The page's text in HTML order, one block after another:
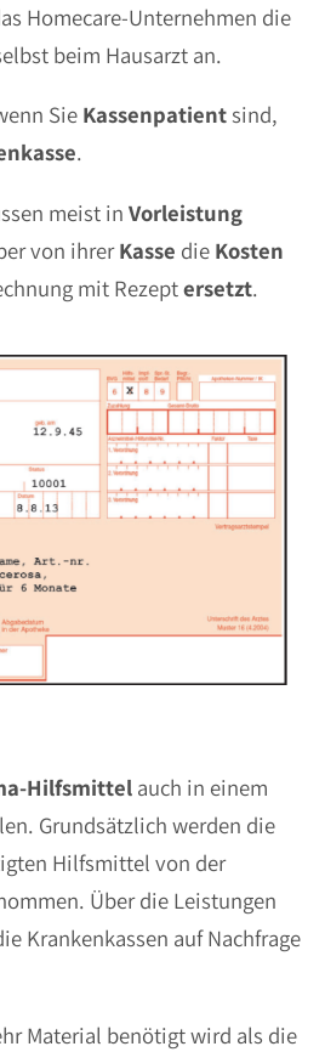
Homecare-Unternehmen die
beim Hausarzt an.
Sie Kassenpatientsind,
.
meist in Vorleistung
von ihrerKasse die Kosten
mit Rezeptersetzt.
Hilfsmittel auch in einem
Grundsätzlich werden die
Hilfsmittel von der
Über die Leistungen
Krankenkassen auf Nachfrage
Material benötigt wird als die